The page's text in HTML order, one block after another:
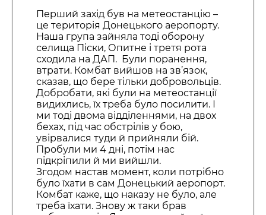
Перший захід був на метеостанцію –
це територія Донецького аеропорту.
Наша група зайняла тоді оборону
селища Піски, Опитне і третя рота
сходила на ДАП. Були поранення,
втрати. Комбат вийшов на зв’язок,
сказав, що бере тільки добровольців.
Добробати, які були на метеостанції
видихлись, їх треба було посилити. І
ми тоді двома відділеннями, на двох
бехах, під час обстрілів у бою,
увірвалися туди й прийняли бій.
Пробули ми 4 дні, потім нас
підкріпили й ми вийшли.
Згодом настав момент, коли потрібно
було їхати в сам Донецький аеропорт.
Комбат каже, що наказу не було, але
треба їхати. Знову ж таки брав